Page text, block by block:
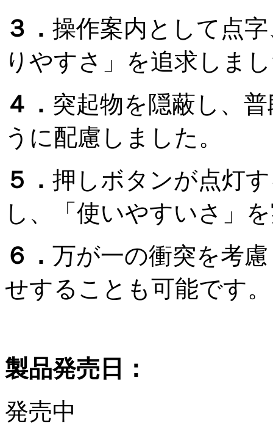
３． 操作案内として点
りやすさ」を追求しま
４． 突起物を隠蔽し、
うに配慮しました。
５． 押しボタンが点灯
し、「使いやすいさ」
６． 万が一の衝突を考
せすることも可能です。
製品発売日：
発売中